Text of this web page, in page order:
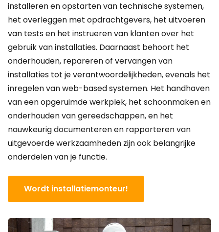
installeren en opstarten van technische systemen,
het overleggen met opdrachtgevers, het uitvoeren
van tests en het instrueren van klanten over het
gebruik van installaties. Daarnaast behoort het
onderhouden, repareren of vervangen van
installaties tot je verantwoordelijkheden, evenals het
inregelen van web-based systemen. Het handhaven
van een opgeruimde werkplek, het schoonmaken en
onderhouden van gereedschappen, en het
nauwkeurig documenteren en rapporteren van
uitgevoerde werkzaamheden zijn ook belangrijke
onderdelen van je functie.
Wordt installatiemonteur!